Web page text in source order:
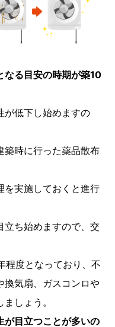
なる目安の時期が築10
が低下し始めますの
築時に行った薬品散布
を実施しておくと進行
立ち始めますので、交
程度となっており、不
換気扇、ガスコンロや
しょう。
が目立つことが多いの